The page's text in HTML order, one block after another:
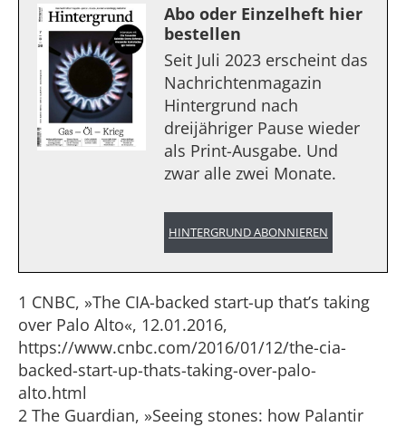
Abo oder Einzelheft hier
bestellen
Seit Juli 2023 erscheint das
Nachrichtenmagazin
Hintergrund nach
dreijähriger Pause wieder
als Print-Ausgabe. Und
zwar alle zwei Monate.
HINTERGRUND ABONNIEREN
1 CNBC, »The CIA-backed start-up that’s taking
over Palo Alto«, 12.01.2016,
https://www.cnbc.com/2016/01/12/the-cia-
backed-start-up-thats-taking-over-palo-
alto.html
2 The Guardian, »Seeing stones: how Palantir